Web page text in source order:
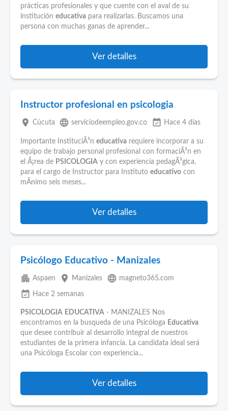
prácticas profesionales y que cuente con el aval de su
institución educativa para realizarlas. Buscamos una
persona con muchas ganas de aprender...
Ver detalles
Instructor profesional en psicologia
place Cúcuta language serviciodeempleo.gov.co event_available Hace 4 días
Importante InstituciÃ³n educativa requiere incorporar a su
equipo de trabajo personal profesional con formaciÃ³n en
el Ã¡rea de PSICOLOGIA y con experiencia pedagÃ³gica,
para el cargo de Instructor para Instituto educativo con
mÃ­nimo seis meses...
Ver detalles
Psicólogo Educativo - Manizales
apartment Aspaen place Manizales language magneto365.com
event_available Hace 2 semanas
PSICOLOGIA EDUCATIVA - MANIZALES Nos
encontramos en la busqueda de una Psicóloga Educativa
que desee contribuir al desarrollo integral de nuestros
estudiantes de la primera infancia. La candidata ideal será
una Psicóloga Escolar con experiencia...
Ver detalles